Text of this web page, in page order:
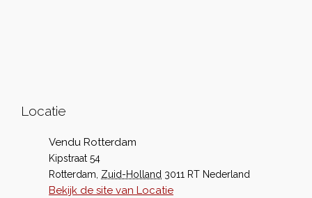
Locatie
Vendu Rotterdam
Kipstraat 54
Rotterdam Zuid-Holland 3011 RT Nederland
Bekijk de site van Locatie